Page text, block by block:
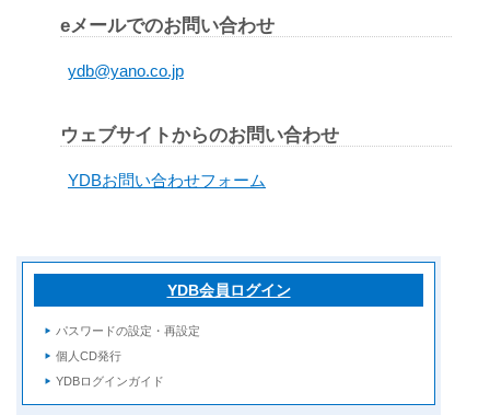
eメールでのお問い合わせ
ydb@yano.co.jp
ウェブサイトからのお問い合わせ
YDBお問い合わせフォーム
YDB会員ログイン
パスワードの設定・再設定
個人CD発行
YDBログインガイド